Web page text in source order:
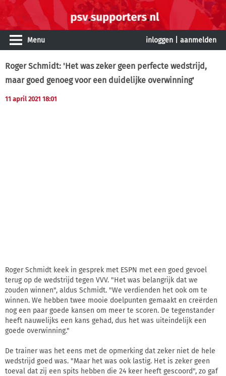
Menu inloggen aanmelden
Roger Schmidt: 'Het was zeker geen perfecte wedstrijd,
maar goed genoeg voor een duidelijke overwinning'
11 april 2021 18:01
Roger Schmidt keek in gesprek met ESPN met een goed gevoel
terug op de wedstrijd tegen VVV. "Het was belangrijk dat we
zouden winnen", aldus Schmidt. "We verdienden het ook om te
winnen. We hebben twee mooie doelpunten gemaakt en creërden
nog een paar goede kansen om meer te scoren. De tegenstander
heeft nauwelijks een kans gehad, dus het was uiteindelijk een
goede overwinning."
De trainer was het eens met de opmerking dat zeker niet de hele
wedstrijd goed was. "Maar het was ook lastig. Het is zeker geen
toeval dat zij een spits hebben die 24 keer heeft gescoord", zo gaf